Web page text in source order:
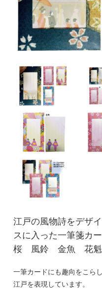
江戸の風物詩をデザ
スに入った一筆箋カー
桜 風鈴 金魚 花魁
一筆カードにも趣向をこら
江戸を表現しています。